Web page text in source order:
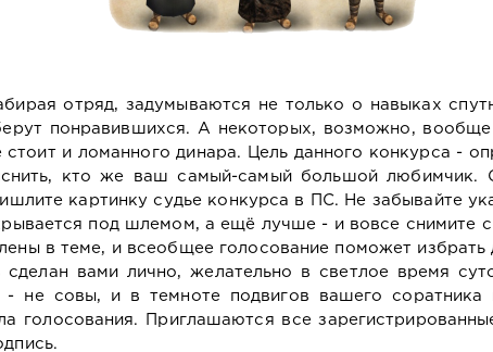
отряд, задумываются не только о навыках
понравившихся. А некоторых, возможно, вообще
и ломанного динара. Цель данного конкурса -
кто же ваш самый-самый большой любимчик.
картинку судье конкурса в ПС. Не забывайте
под шлемом, а ещё лучше - и вовсе снимите
в теме, и всеобщее голосование поможет избрать
вами лично, желательно в светлое время
- не совы, и в темноте подвигов вашего соратника
голосования. Приглашаются все